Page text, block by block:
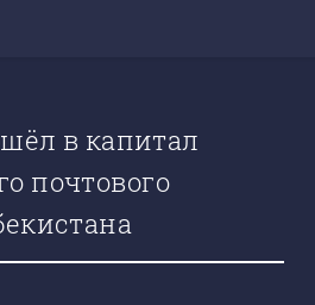
в капитал
почтового